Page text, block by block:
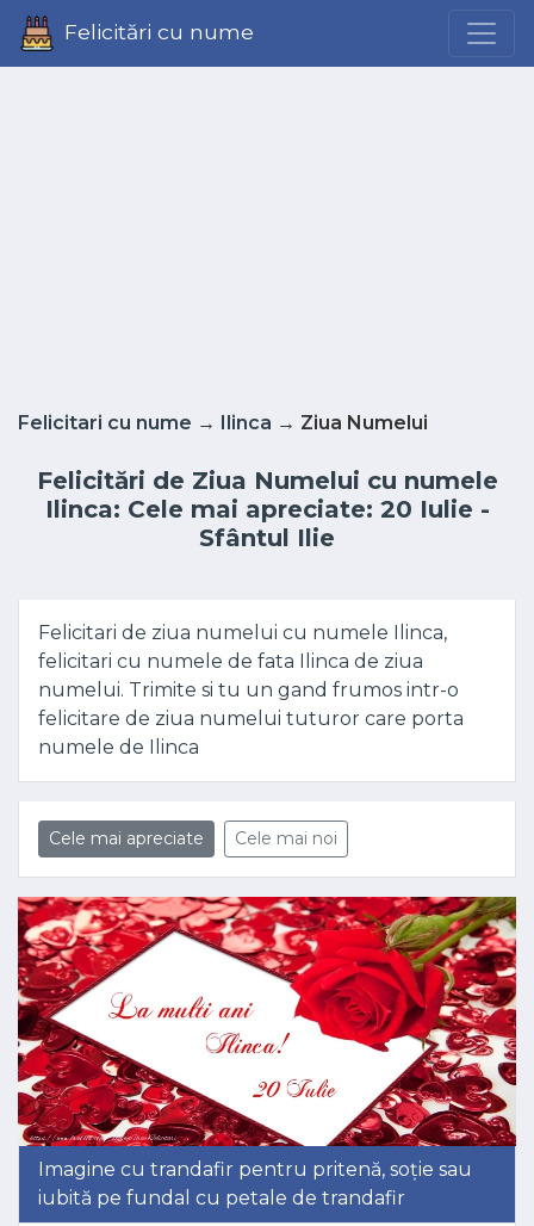
Felicitări cu nume
Felicitari cu nume → Ilinca → Ziua Numelui
Felicitări de Ziua Numelui cu numele
Ilinca: Cele mai apreciate: 20 Iulie -
Sfântul Ilie
Felicitari de ziua numelui cu numele Ilinca,
felicitari cu numele de fata Ilinca de ziua
numelui. Trimite si tu un gand frumos intr-o
felicitare de ziua numelui tuturor care porta
numele de Ilinca
Cele mai apreciate Cele mai noi
Imagine cu trandafir pentru pritenă, soție sau
iubită pe fundal cu petale de trandafir